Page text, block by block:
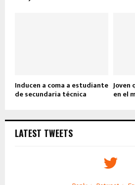
Inducen a coma a estudiante
de secundaria técnica
Joven
en el
LATEST TWEETS